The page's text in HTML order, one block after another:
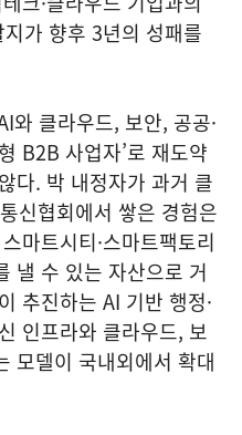
가 향후 3년의 성패를
와 클라우드, 보안, 공공·
B2B 사업자’로 재도약
다. 박 내정자가 과거 클
신협회에서 쌓은 경험은
마트시티·스마트팩토리
낼 수 있는 자산으로 거
추진하는 AI 기반 행정·
인프라와 클라우드, 보
모델이 국내외에서 확대